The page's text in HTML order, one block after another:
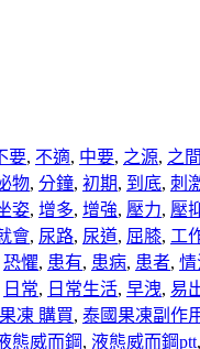
要, 不適, 中要, 之源, 之間
物, 分鐘, 初期, 到底, 刺
姿, 增多, 增強, 壓力, 壓
會, 尿路, 尿道, 屈膝, 工
恐懼, 患有, 患病, 患者, 情
日常, 日常生活, 早洩, 易
凍 購買, 泰國果凍副作
態威而鋼, 液態威而鋼ptt,